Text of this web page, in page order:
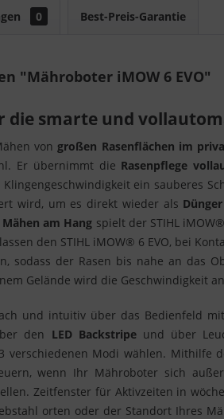
0 Best-Preis-Garantie
"Mähroboter iMOW 6 EVO"
die smarte und
von großen Rasenflächen im
Er übernimmt die Rasenpflege
ein sauberes
wird, um es direkt wieder als Dünger
Mähen am Hang spielt der STIHL
den STIHL iMOW® 6 EVO, bei
sodass der Rasen bis nahe an das
Gelände wird die Geschwindigkeit
und intuitiv über das Bedienfeld
den LED Backstripeund über
verschiedenen Modi wählen. Mithilfe
wenn Ihr Mähroboter sich
Zeitfenster für Aktivzeiten in
orten oder der Standort Ihres